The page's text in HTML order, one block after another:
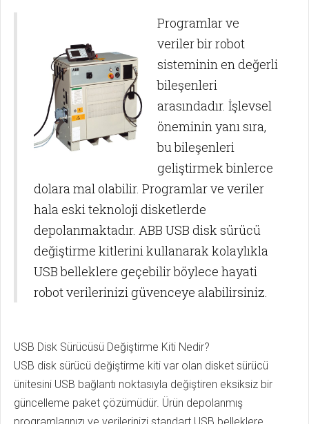
Programlar ve
veriler bir robot
sisteminin en değerli
bileşenleri
arasındadır. İşlevsel
öneminin yanı sıra,
bu bileşenleri
geliştirmek binlerce
dolara mal olabilir. Programlar ve veriler
hala eski teknoloji disketlerde
depolanmaktadır. ABB USB disk sürücü
değiştirme kitlerini kullanarak kolaylıkla
USB belleklere geçebilir böylece hayati
robot verilerinizi güvenceye alabilirsiniz.
USB Disk Sürücüsü Değiştirme Kiti Nedir?
USB disk sürücü değiştirme kiti var olan disket sürücü
ünitesini USB bağlantı noktasıyla değiştiren eksiksiz bir
güncelleme paket çözümüdür. Ürün depolanmış